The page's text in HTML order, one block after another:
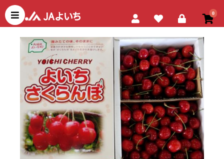
JAよいちネットショップ 0